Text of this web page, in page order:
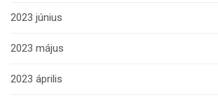
2023 június
2023 május
2023 április